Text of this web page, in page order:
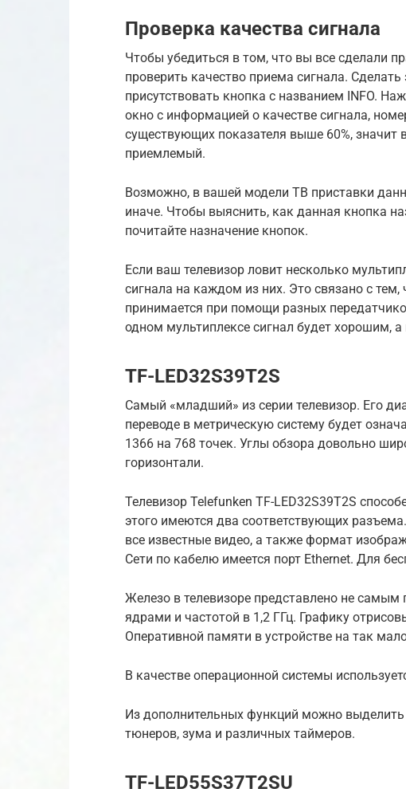
Проверка качества сигнала
Чтобы убедиться в том, что вы все сделали
проверить качество приема сигнала.
присутствовать кнопка с названием INFO.
окно с информацией о качестве сигнала,
существующих показателя выше 60%, значит
приемлемый.
Возможно, в вашей модели ТВ приставки
иначе. Чтобы выяснить, как данная кнопка
почитайте назначение кнопок.
Если ваш телевизор ловит несколько
сигнала на каждом из них. Это связано с
принимается при помощи разных
одном мультиплексе сигнал будет хорошим,
TF-LED32S39T2S
Самый «младший» из серии телевизор. Его
переводе в метрическую систему будет
1366 на 768 точек. Углы обзора довольно
горизонтали.
Телевизор Telefunken TF-LED32S39T2S
этого имеются два соответствующих
все известные видео, а также формат
Сети по кабелю имеется порт Ethernet. Для
Железо в телевизоре представлено не самым
ядрами и частотой в 1,2 ГГц. Графику
Оперативной памяти в устройстве на так
В качестве операционной системы
Из дополнительных функций можно
тюнеров, зума и различных таймеров.
TF-LED55S37T2SU